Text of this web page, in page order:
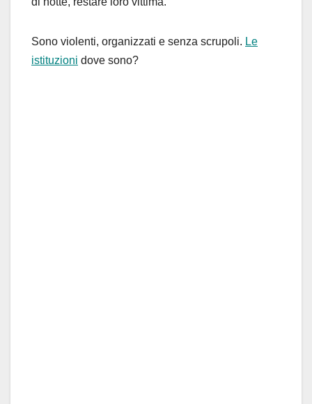
Sono violenti, organizzati e senza scrupoli. Le
istituzioni dove sono?